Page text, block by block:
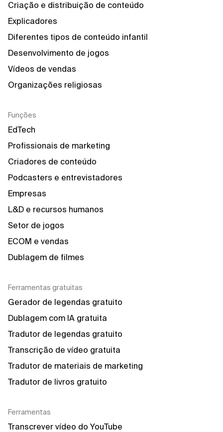
Criação e distribuição de conteúdo
Explicadores
Diferentes tipos de conteúdo infantil
Desenvolvimento de jogos
Vídeos de vendas
Organizações religiosas
Funções
EdTech
Profissionais de marketing
Criadores de conteúdo
Podcasters e entrevistadores
Empresas
L&D e recursos humanos
Setor de jogos
ECOM e vendas
Dublagem de filmes
Ferramentas gratuitas
Gerador de legendas gratuito
Dublagem com IA gratuita
Tradutor de legendas gratuito
Transcrição de vídeo gratuita
Tradutor de materiais de marketing
Tradutor de livros gratuito
Ferramentas
Transcrever vídeo do YouTube